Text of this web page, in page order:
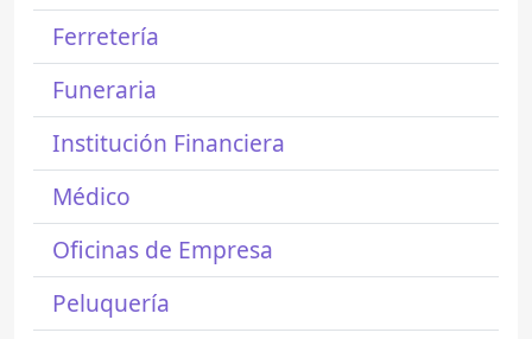
Ferretería
Funeraria
Institución Financiera
Médico
Oficinas de Empresa
Peluquería